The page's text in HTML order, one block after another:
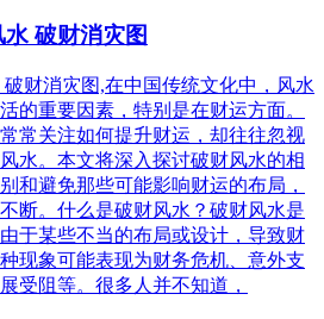
破财消灾图
财消灾图,在中国传统文化中，风水
的重要因素，特别是在财运方面。
常关注如何提升财运，却往往忽视
水。本文将深入探讨破财风水的相
和避免那些可能影响财运的布局，
断。什么是破财风水？破财风水是
于某些不当的布局或设计，导致财
现象可能表现为财务危机、意外支
受阻等。很多人并不知道，